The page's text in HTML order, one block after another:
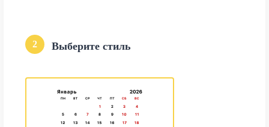
2 Выберите стиль